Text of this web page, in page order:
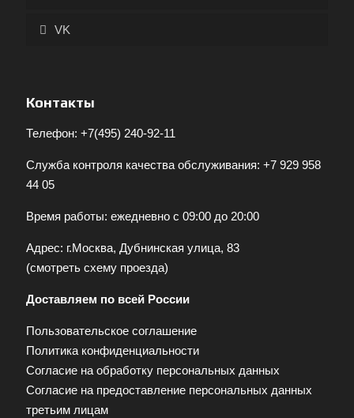
VK
Контакты
Телефон: +7(495) 240-92-11
Служба контроля качества обслуживания: +7 929 958
44 05
Время работы: ежедневно с 09:00 до 20:00
Адрес: г.Москва, Дубнинская улица, 83
(смотреть схему проезда)
Доставляем по всей России
Пользовательское соглашение
Политика конфиденциальности
Согласие на обработку персональных данных
Согласие на предоставление персональных данных
третьим лицам